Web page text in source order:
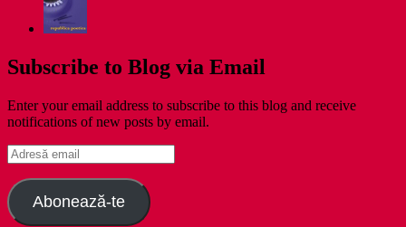
Subscribe to Blog via Email
Enter your email address to subscribe to this blog and receive
notifications of new posts by email.
Adresă
email
Abonează-te